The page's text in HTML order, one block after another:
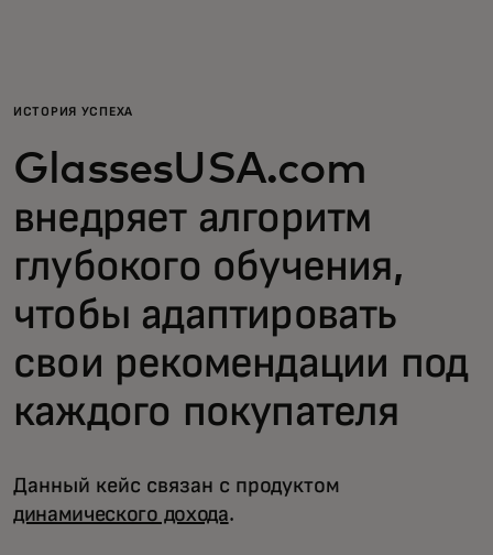
Для бизнеса
Для всего мира
Для новаторов
Новости и тренды
ИСТОРИЯ УСПЕХА
GlassesUSA.com
внедряет алгоритм
глубокого обучения,
чтобы адаптировать
свои рекомендации под
каждого покупателя
Данный кейс связан с продуктом
динамического дохода.